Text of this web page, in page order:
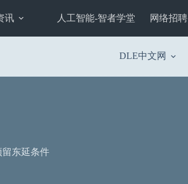
讯 人工智能-智者学堂 网络招聘
DLE中文网
留东延条件